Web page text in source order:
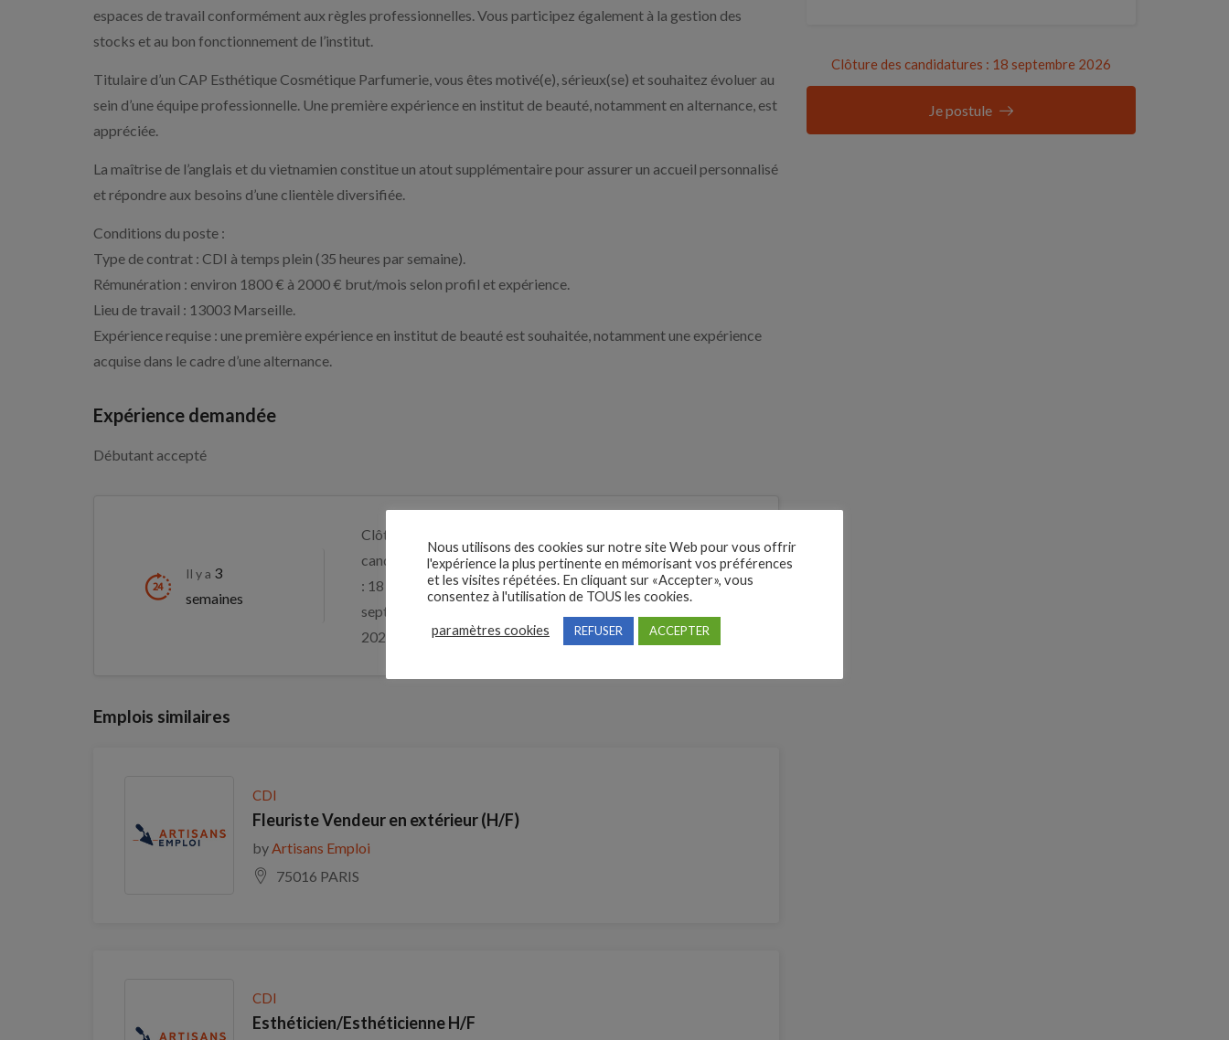
espaces de travail conformément aux règles professionnelles. Vous participez également à la gestion des
stocks et au bon fonctionnement de l’institut.
Titulaire d’un CAP Esthétique Cosmétique Parfumerie, vous êtes motivé(e), sérieux(se) et souhaitez évoluer au
sein d’une équipe professionnelle. Une première expérience en institut de beauté, notamment en alternance, est
appréciée.
La maîtrise de l’anglais et du vietnamien constitue un atout supplémentaire pour assurer un accueil personnalisé
et répondre aux besoins d’une clientèle diversifiée.
Conditions du poste :
Type de contrat : CDI à temps plein (35 heures par semaine).
Rémunération : environ 1800 € à 2000 € brut/mois selon profil et expérience.
Lieu de travail : 13003 Marseille.
Expérience requise : une première expérience en institut de beauté est souhaitée, notamment une expérience
acquise dans le cadre d’une alternance.
Expérience demandée
Débutant accepté
Il y a 3
semaines
Clôture des
candidatures
: 18
septembre
2026
Je postule
Emplois similaires
CDI
Fleuriste Vendeur en extérieur (H/F)
by Artisans Emploi
75016 PARIS
CDI
Esthéticien/Esthéticienne H/F
Clôture des candidatures : 18 septembre 2026
Je postule
Nous utilisons des cookies sur notre site Web pour vous offrir
l'expérience la plus pertinente en mémorisant vos préférences
et les visites répétées. En cliquant sur «Accepter», vous
consentez à l'utilisation de TOUS les cookies.
paramètres cookies REFUSER ACCEPTER